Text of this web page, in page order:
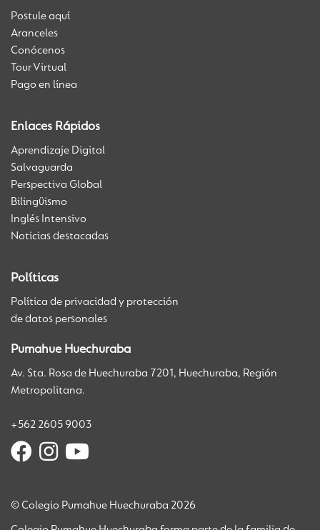
Postule aquí
Aranceles
Conócenos
Tour Virtual
Pago en línea
Enlaces Rápidos
Aprendizaje Digital
Salvaguarda
Perspectiva Global
Bilingüismo
Inglés Intensivo
Noticias destacadas
Políticas
Política de privacidad y protección
de datos personales
Pumahue Huechuraba
Av. Sta. Rosa de Huechuraba 7201, Huechuraba, Región
Metropolitana.
+562 2605 9003
© Colegio Pumahue Huechuraba 2026